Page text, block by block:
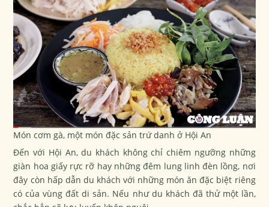
Món cơm gà, một món đặc sản trứ danh ở Hội An
Đến với Hội An, du khách không chỉ chiêm ngưỡng những
giàn hoa giấy rực rỡ hay những đêm lung linh đèn lồng, nơi
đây còn hấp dẫn du khách với những món ăn đặc biệt riêng
có của vùng đất di sản. Nếu như du khách đã thử một lần,